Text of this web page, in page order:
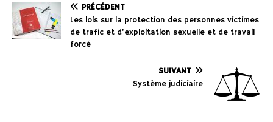
PRÉCÉDENT
Les lois sur la protection des personnes victimes
de trafic et d’exploitation sexuelle et de travail
forcé
SUIVANT
Système judiciaire